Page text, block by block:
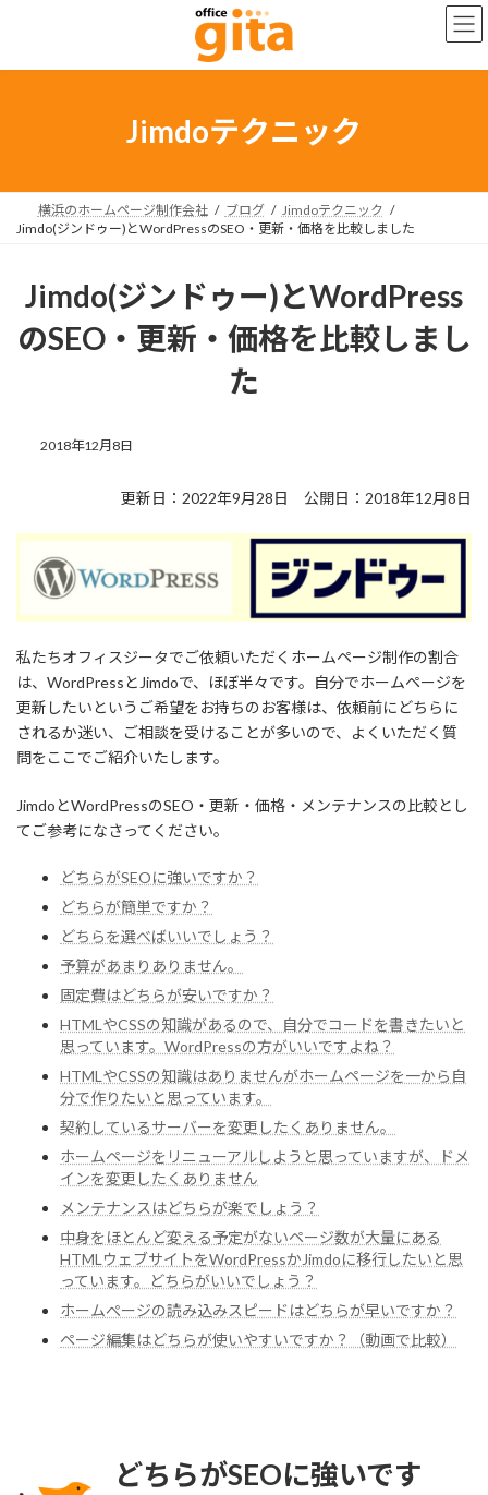
ン
ー
Jimdoテクニック
横浜のホームページ制作会社 ブログ
Jimdoテクニック
Jimdo(ジンドゥー)とWordPressのSEO・更新・価格を比較しました
Jimdo(ジンドゥー)とWordPress
のSEO・更新・価格を比較しまし
た
2018年12月8日
更新日：2022年9月28日 公開日：2018年12月8日
私たちオフィスジータでご依頼いただくホームページ制作の割合
は、WordPressとJimdoで、ほぼ半々です。自分でホームページを
更新したいというご希望をお持ちのお客様は、依頼前にどちらに
されるか迷い、ご相談を受けることが多いので、よくいただく質
問をここでご紹介いたします。
JimdoとWordPressのSEO・更新・価格・メンテナンスの比較とし
てご参考になさってください。
どちらがSEOに強いですか？
どちらが簡単ですか？
どちらを選べばいいでしょう？
予算があまりありません。
固定費はどちらが安いですか？
HTMLやCSSの知識があるので、自分でコードを書きたいと
思っています。WordPressの方がいいですよね？
HTMLやCSSの知識はありませんがホームページを一から自
分で作りたいと思っています。
契約しているサーバーを変更したくありません。
ホームページをリニューアルしようと思っていますが、ドメ
インを変更したくありません
メンテナンスはどちらが楽でしょう？
中身をほとんど変える予定がないページ数が大量にある
HTMLウェブサイトをWordPressかJimdoに移行したいと思
っています。どちらがいいでしょう？
ホームぺージの読み込みスピードはどちらが早いですか？
ページ編集はどちらが使いやすいですか？（動画で比較）
どちらがSEOに強いです